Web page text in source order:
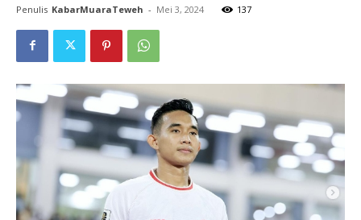
Penulis KabarMuaraTeweh - Mei 3, 2024 137